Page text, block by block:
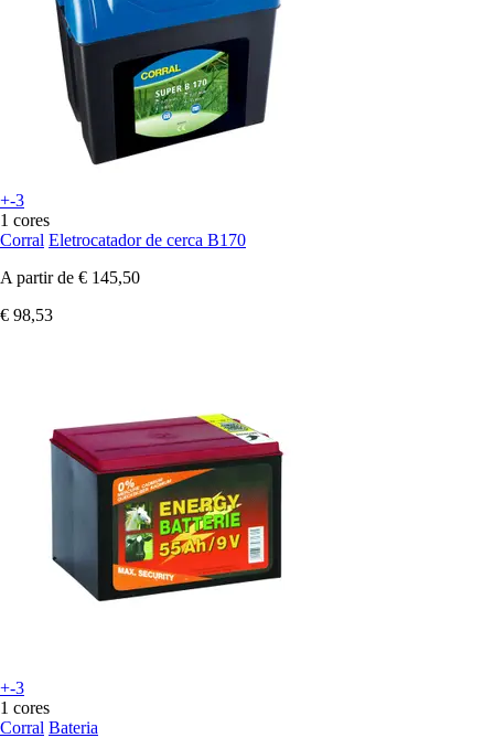
+-3
1 cores
Corral Eletrocatador de cerca B170
A partir de € 145,50
€ 98,53
+-3
1 cores
Corral Bateria